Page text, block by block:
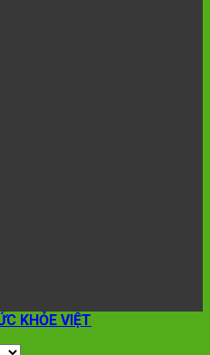
KHỎE VIỆT